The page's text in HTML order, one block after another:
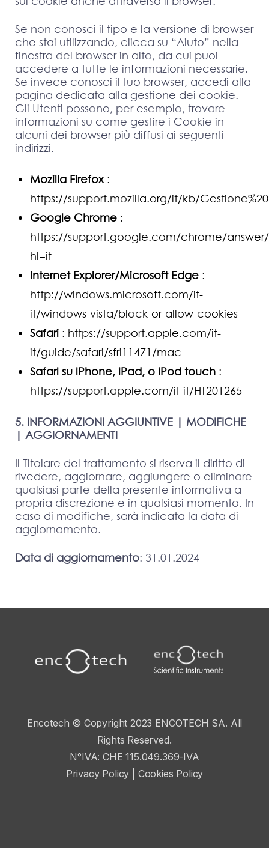
Se non conosci il tipo e la versione di browser
che stai utilizzando, clicca su “Aiuto” nella
finestra del browser in alto, da cui puoi
accedere a tutte le informazioni necessarie.
Se invece conosci il tuo browser, accedi alla
pagina dedicata alla gestione dei cookie.
Gli Utenti possono, per esempio, trovare
informazioni su come gestire i Cookie in
alcuni dei browser più diffusi ai seguenti
indirizzi.
Mozilla Firefox:
https://support.mozilla.org/it/kb/
Google Chrome :
https://support.google.com/chrome/answer/
hl=it
Internet Explorer/Microsoft Edge :
http://windows.microsoft.com/it-
it/windows-vista/block-or-allow-cookies
Safari : https://support.apple.com/it-
it/guide/safari/sfri11471/mac
Safari su iPhone, iPad, o iPod touch :
https://support.apple.com/it-it/HT201265
5. INFORMAZIONI AGGIUNTIVE | MODIFICHE
| AGGIORNAMENTI
Il Titolare del trattamento si riserva il diritto di
rivedere, aggiornare, aggiungere o eliminare
qualsiasi parte della presente informativa a
propria discrezione e in qualsiasi momento. In
caso di modifiche, sarà indicata la data di
aggiornamento.
Data di aggiornamento: 31.01.2024
Encotech © Copyright 2023 ENCOTECH SA. All
Rights Reserved.
N°IVA: CHE 115.049.369-IVA
Privacy Policy
Cookies Policy